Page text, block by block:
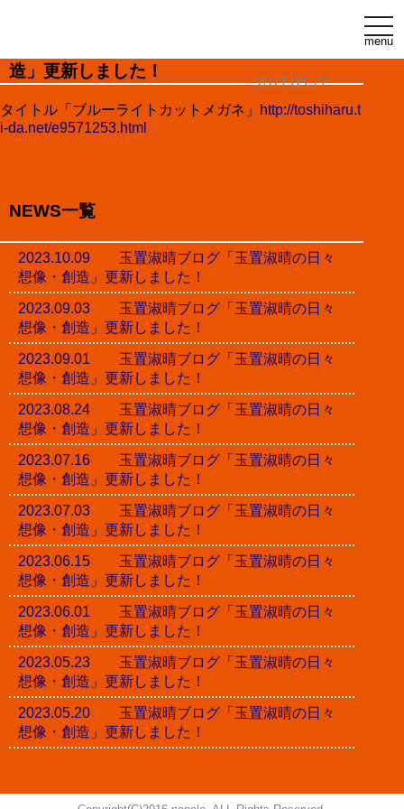
t
o
g
g
menu
造」更新しました！
2017.05.17
タイトル「ブルーライトカットメガネ」
http://toshiharu.t
i-da.net/e9571253.html
NEWS一覧
2023.10.09 玉置淑晴ブログ「玉置淑晴の日々
想像・創造」更新しました！
2023.09.03 玉置淑晴ブログ「玉置淑晴の日々
想像・創造」更新しました！
2023.09.01 玉置淑晴ブログ「玉置淑晴の日々
想像・創造」更新しました！
2023.08.24 玉置淑晴ブログ「玉置淑晴の日々
想像・創造」更新しました！
2023.07.16 玉置淑晴ブログ「玉置淑晴の日々
想像・創造」更新しました！
2023.07.03 玉置淑晴ブログ「玉置淑晴の日々
想像・創造」更新しました！
2023.06.15 玉置淑晴ブログ「玉置淑晴の日々
想像・創造」更新しました！
2023.06.01 玉置淑晴ブログ「玉置淑晴の日々
想像・創造」更新しました！
2023.05.23 玉置淑晴ブログ「玉置淑晴の日々
想像・創造」更新しました！
2023.05.20 玉置淑晴ブログ「玉置淑晴の日々
想像・創造」更新しました！